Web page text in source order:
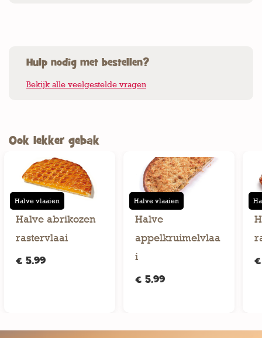
Hulp nodig met bestellen?
Bekijk alle veelgestelde vragen
Ook lekker gebak
Halve vlaaien
Halve abrikozen
rastervlaai
€ 5,99
Halve vlaaien
Halve
appelkruimelvlaa
i
€ 5,99
€